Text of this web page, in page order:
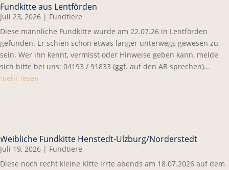
Fundkitte aus Lentförden
Juli 23, 2026 | Fundtiere
Diese männliche Fundkitte wurde am 22.07.26 in Lentförden
gefunden. Er schien schon etwas länger unterwegs gewesen zu
sein. Wer ihn kennt, vermisst oder Hinweise geben kann, melde
sich bitte bei uns: 04193 / 91833 (ggf. auf den AB sprechen)...
mehr lesen
Weibliche Fundkitte Henstedt-Ulzburg/Norderstedt
Juli 19, 2026 | Fundtiere
Diese noch recht kleine Kitte irrte abends am 18.07.2026 auf dem